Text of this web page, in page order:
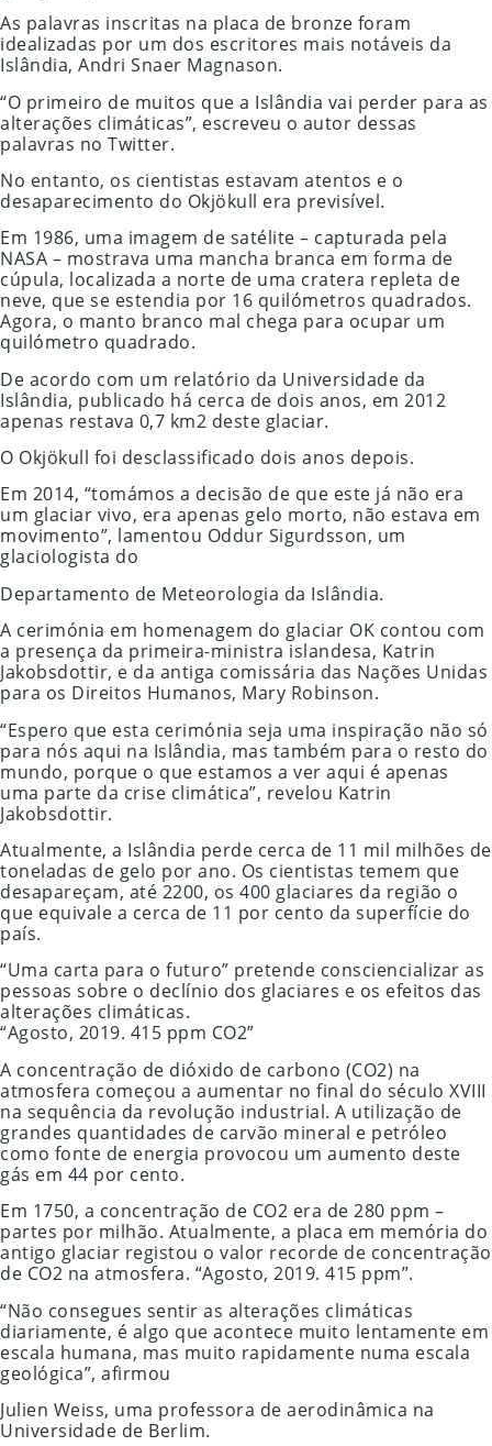
As palavras inscritas na placa de bronze foram
idealizadas por um dos escritores mais notáveis da
Islândia, Andri Snaer Magnason.
“O primeiro de muitos que a Islândia vai perder para as
alterações climáticas”, escreveu o autor dessas
palavras no Twitter.
No entanto, os cientistas estavam atentos e o
desaparecimento do Okjökull era previsível.
Em 1986, uma imagem de satélite – capturada pela
NASA – mostrava uma mancha branca em forma de
cúpula, localizada a norte de uma cratera repleta de
neve, que se estendia por 16 quilómetros quadrados.
Agora, o manto branco mal chega para ocupar um
quilómetro quadrado.
De acordo com um relatório da Universidade da
Islândia, publicado há cerca de dois anos, em 2012
apenas restava 0,7 km2 deste glaciar.
O Okjökull foi desclassificado dois anos depois.
Em 2014, “tomámos a decisão de que este já não era
um glaciar vivo, era apenas gelo morto, não estava em
movimento”, lamentou Oddur Sigurdsson, um
glaciologista do
Departamento de Meteorologia da Islândia.
A cerimónia em homenagem do glaciar OK contou com
a presença da primeira-ministra islandesa, Katrin
Jakobsdottir, e da antiga comissária das Nações Unidas
para os Direitos Humanos, Mary Robinson.
“Espero que esta cerimónia seja uma inspiração não só
para nós aqui na Islândia, mas também para o resto do
mundo, porque o que estamos a ver aqui é apenas
uma parte da crise climática”, revelou Katrin
Jakobsdottir.
Atualmente, a Islândia perde cerca de 11 mil milhões de
toneladas de gelo por ano. Os cientistas temem que
desapareçam, até 2200, os 400 glaciares da região o
que equivale a cerca de 11 por cento da superfície do
país.
“Uma carta para o futuro” pretende consciencializar as
pessoas sobre o declínio dos glaciares e os efeitos das
alterações climáticas.
“Agosto, 2019. 415 ppm CO2”
A concentração de dióxido de carbono (CO2) na
atmosfera começou a aumentar no final do século XVIII
na sequência da revolução industrial. A utilização de
grandes quantidades de carvão mineral e petróleo
como fonte de energia provocou um aumento deste
gás em 44 por cento.
Em 1750, a concentração de CO2 era de 280 ppm –
partes por milhão. Atualmente, a placa em memória do
antigo glaciar registou o valor recorde de concentração
de CO2 na atmosfera. “Agosto, 2019. 415 ppm”.
“Não consegues sentir as alterações climáticas
diariamente, é algo que acontece muito lentamente em
escala humana, mas muito rapidamente numa escala
geológica”, afirmou
Julien Weiss, uma professora de aerodinâmica na
Universidade de Berlim.